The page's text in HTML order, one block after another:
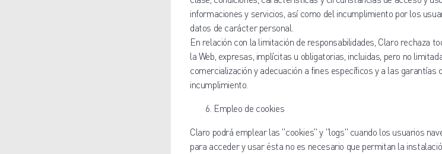
informaciones y servicios, así como del incumplimiento por los
datos de carácter personal.
En relación con la limitación de responsabilidades, Claro rechaza
la Web, expresas, implícitas u obligatorias, incluidas, pero no
comercialización y adecuación a fines específicos y a las
incumplimiento.
Empleo de cookies
Claro podrá emplear las "cookies" y "logs" cuando los usuarios
para acceder y usar ésta no es necesario que permitan la